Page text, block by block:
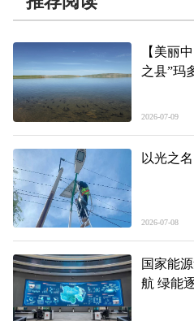
【美丽
之县”玛
2026-07-09
以光之
2026-07-08
国家能
航 绿能